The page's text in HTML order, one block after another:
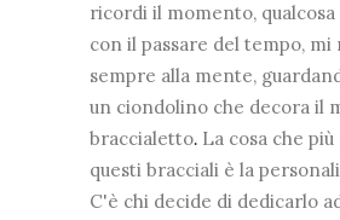
ricordi il momento, qualcosa
con il passare del tempo,
sempre alla mente,
un ciondolino che decora il
braccialetto. La cosa che
questi bracciali è la
C'è chi decide di dedicarlo